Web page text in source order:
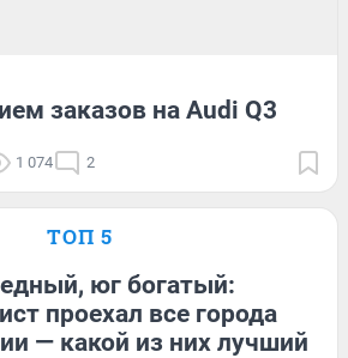
заказов на Audi Q3
1 074 2
ТОП 5
юг богатый:
проехал все города
— какой из них лучший